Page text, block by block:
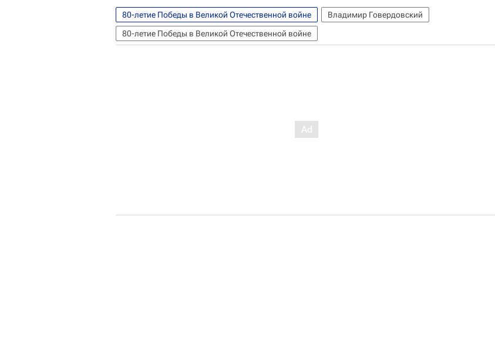
80-летие Победы в Великой Отечественной войне
Владимир Говердовский
80-летие Победы в Великой Отечественной войне